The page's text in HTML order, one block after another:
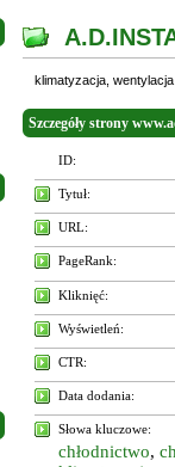
Klimatyzacja i wentylacja -
Partner
klimatyzacja,
Szczegóły strony
ID:
Tytuł:
URL:
PageRank:
Kliknięć:
Wyświetleń:
CTR:
Data dodania:
Słowa kluczowe:
chłodnictwo,